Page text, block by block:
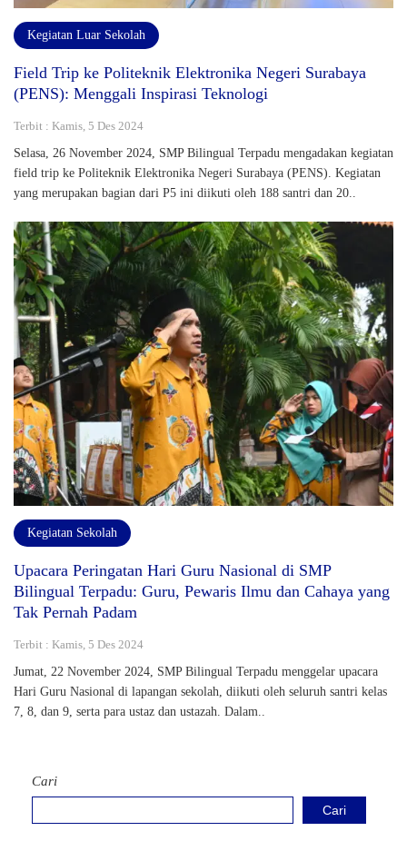
Kegiatan Luar Sekolah
Field Trip ke Politeknik Elektronika Negeri Surabaya
(PENS): Menggali Inspirasi Teknologi
Terbit : Kamis, 5 Des 2024
Selasa, 26 November 2024, SMP Bilingual Terpadu mengadakan kegiatan
field trip ke Politeknik Elektronika Negeri Surabaya (PENS). Kegiatan
yang merupakan bagian dari P5 ini diikuti oleh 188 santri dan 20..
Kegiatan Sekolah
Upacara Peringatan Hari Guru Nasional di SMP
Bilingual Terpadu: Guru, Pewaris Ilmu dan Cahaya yang
Tak Pernah Padam
Terbit : Kamis, 5 Des 2024
Jumat, 22 November 2024, SMP Bilingual Terpadu menggelar upacara
Hari Guru Nasional di lapangan sekolah, diikuti oleh seluruh santri kelas
7, 8, dan 9, serta para ustaz dan ustazah. Dalam..
Cari
Cari